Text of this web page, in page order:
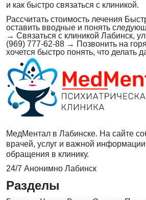
и как быстро связаться с клиникой.
Рассчитать стоимость лечения
оставить вводные и понять
→ Связаться с клиникой Лабинск,
(969) 777-62-88 → Позвонить на
хочется быстро понять, что делать
МедМентал в Лабинске. На сайте
врачей, услуг и важной
обращения в клинику.
24/7 Анонимно Лабинск
Разделы